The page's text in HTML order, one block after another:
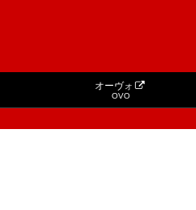
オーヴォ
OVO